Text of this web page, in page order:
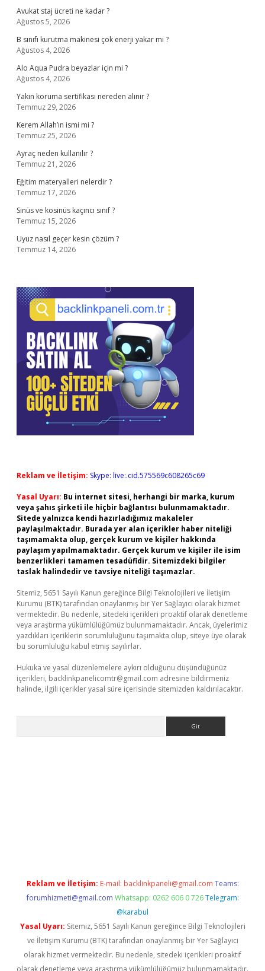
Avukat staj ücreti ne kadar ?
Ağustos 5, 2026
B sınıfı kurutma makinesi çok enerji yakar mı ?
Ağustos 4, 2026
Alo Aqua Pudra beyazlar için mi ?
Ağustos 4, 2026
Yakın koruma sertifikası nereden alınır ?
Temmuz 29, 2026
Kerem Allah’ın ismi mi ?
Temmuz 25, 2026
Ayraç neden kullanılır ?
Temmuz 21, 2026
Eğitim materyalleri nelerdir ?
Temmuz 17, 2026
Sinüs ve kosinüs kaçıncı sınıf ?
Temmuz 15, 2026
Uyuz nasıl geçer kesin çözüm ?
Temmuz 14, 2026
Reklam ve İletişim: Skype: live:.cid.575569c608265c69
Yasal Uyarı: Bu internet sitesi, herhangi bir marka, kurum
veya şahıs şirketi ile hiçbir bağlantısı bulunmamaktadır.
Sitede yalnızca kendi hazırladığımız makaleler
paylaşılmaktadır. Burada yer alan içerikler haber niteliği
taşımamakta olup, gerçek kurum ve kişiler hakkında
paylaşım yapılmamaktadır. Gerçek kurum ve kişiler ile isim
benzerlikleri tamamen tesadüfidir. Sitemizdeki bilgiler
taslak halindedir ve tavsiye niteliği taşımazlar.
Sitemiz, 5651 Sayılı Kanun gereğince Bilgi Teknolojileri ve İletişim
Kurumu (BTK) tarafından onaylanmış bir Yer Sağlayıcı olarak hizmet
vermektedir. Bu nedenle, sitedeki içerikleri proaktif olarak denetleme
veya araştırma yükümlülüğümüz bulunmamaktadır. Ancak, üyelerimiz
yazdıkları içeriklerin sorumluluğunu taşımakta olup, siteye üye olarak
bu sorumluluğu kabul etmiş sayılırlar.
Hukuka ve yasal düzenlemelere aykırı olduğunu düşündüğünüz
içerikleri, backlinkpanelicomtr@gmail.com adresine bildirmeniz
halinde, ilgili içerikler yasal süre içerisinde sitemizden kaldırılacaktır.
Reklam ve İletişim: E-mail: backlinkpaneli@gmail.com Teams:
forumhizmeti@gmail.com Whatsapp: 0262 606 0 726 Telegram:
@karabul
Yasal Uyarı: Sitemiz, 5651 Sayılı Kanun gereğince Bilgi Teknolojileri
ve İletişim Kurumu (BTK) tarafından onaylanmış bir Yer Sağlayıcı
olarak hizmet vermektedir. Bu nedenle, sitedeki içerikleri proaktif
olarak denetleme veya araştırma yükümlülüğümüz bulunmamaktadır.